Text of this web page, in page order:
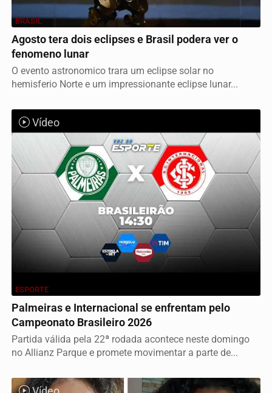
BRASIL
Agosto tera dois eclipses e Brasil podera ver o
fenomeno lunar
O evento astronomico trara um eclipse solar no
hemisferio Norte e um impressionante eclipse lunar...
Vídeo
ESPORTE
Palmeiras e Internacional se enfrentam pelo
Campeonato Brasileiro 2026
Partida válida pela 22ª rodada acontece neste domingo
no Allianz Parque e promete movimentar a parte de...